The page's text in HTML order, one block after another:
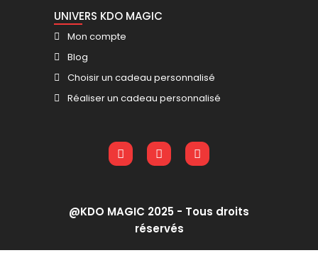
UNIVERS KDO MAGIC
Mon compte
Blog
Choisir un cadeau personnalisé
Réaliser un cadeau personnalisé
@KDO MAGIC 2025 - Tous droits
réservés